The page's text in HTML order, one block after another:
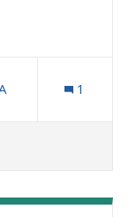
ja ulkoilu
1